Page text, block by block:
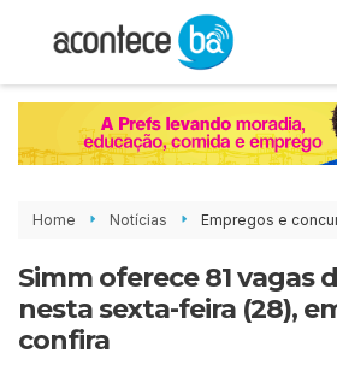
Home Notícias Empregos e
Simm oferece 81 vagas
nesta sexta-feira (28),
confira